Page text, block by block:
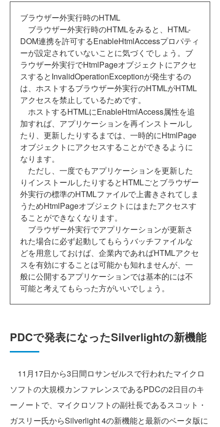
ブラウザー外実行時のHTML
ブラウザー外実行時のHTMLをみると、HTML-
DOM連携を許可するEnableHtmlAccessプロパティ
ーが設定されていないことに気づくでしょう。ブ
ラウザー外実行でHtmlPageオブジェクトにアクセ
スするとInvalidOperationExceptionが発生するの
は、ホストするブラウザー外実行のHTMLがHTML
アクセスを禁止しているためです。
ホストするHTMLにEnableHtmlAccess属性を追
加すれば、アプリケーションを再インストールし
たり、更新したりするまでは、一時的にHtmlPage
オブジェクトにアクセスすることができるように
なります。
ただし、一度でもアプリケーションを更新した
りインストールしたりするとHTMLごとブラウザー
外実行の標準のHTMLファイルで上書きされてしま
うためHtmlPageオブジェクトにはまたアクセスす
ることができなくなります。
ブラウザー外実行でアプリケーションが更新さ
れた場合に必ず起動してもらうバッチファイルな
どを用意しておけば、企業内であればHTMLアクセ
スを有効にすることは可能かも知れませんが、一
般に公開するアプリケーションでは基本的には不
可能と考えてもらった方がいいでしょう。
PDCで発表になったSilverlightの新機能
11月17日から3日間ロサンゼルスで行われたマイクロ
ソフトの大規模カンファレンスであるPDCの2日目のキ
ーノートで、マイクロソフトの副社長であるスコット・
ガスリー氏からSilverlight 4の新機能と最新のベータ版に